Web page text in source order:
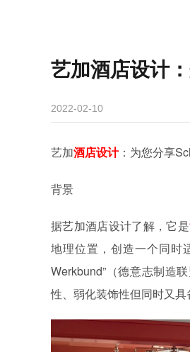
艺加酒店设计
2022-02-10
艺加酒店设计：为您分享
背景
据艺加酒店设计了解，它是
地理位置，创造一个同时
Werkbund”（德意志制造
性、弱化装饰性但同时又具